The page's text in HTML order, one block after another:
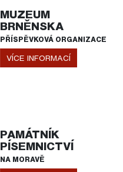
MUZEUM
BRNĚNSKA
PŘÍSPĚVKOVÁ ORGANIZACE
VÍCE INFORMACÍ
PAMÁTNÍK
PÍSEMNICTVÍ
NA MORAVĚ